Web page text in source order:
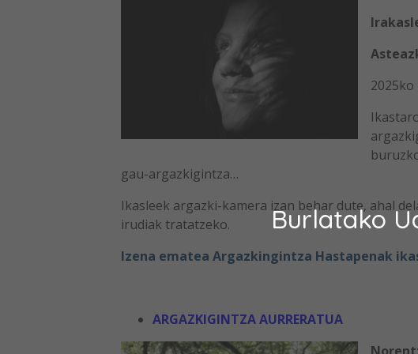
Burlatako
gau-argazkigintza…
Ikasleek argazki-kamera izan behar dute, ahal
irudiak tratatzeko.
Izena ematea Argazkingintza Hastapenak
ARGAZKIGINTZA AURRERATUA